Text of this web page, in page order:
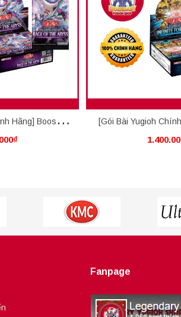
Hãng] Booster
Of The Abyss
[Gói Bài Yugioh
Box - Pack Infinite
Fanpage